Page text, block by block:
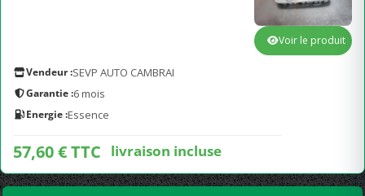
Vendeur :SEVP AUTO CAMBRAI
Garantie :6 mois
Energie :Essence
57,60 € TTC livraison incluse
Voir le produit